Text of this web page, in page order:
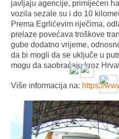
javljaju agencije, primijećen
vozila sezale su i do 10
Prema Egrlićevim riječima,
prelaze povećava troškove
gube dodatno vrijeme,
da bi mogli da se uključe u
mogu da saobraćaju kroz
Više informacija na: https://